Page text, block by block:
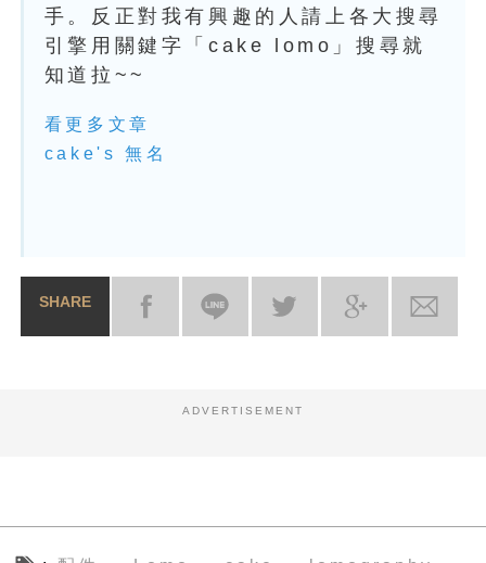
手。反正對我有興趣的人請上各大搜尋
引擎用關鍵字「cake lomo」搜尋就
知道拉~~
看更多文章
cake's 無名
SHARE
ADVERTISEMENT